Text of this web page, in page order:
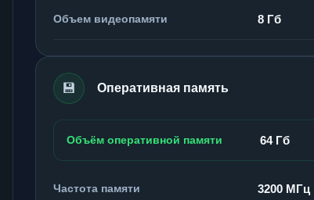
Объем видеопамяти 8 Гб
💾 Оперативная память
Объём оперативной памяти 64 Гб
Частота памяти 3200 МГц